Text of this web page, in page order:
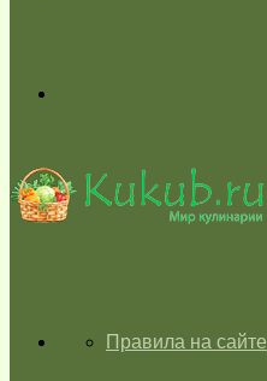
skin
ГЛАВНАЯПравила на сайте